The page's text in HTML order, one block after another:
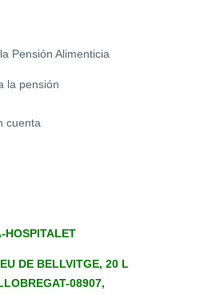
Pensión Alimenticia
la pensión
cuenta
HOSPITALET
DE BELLVITGE, 20 L
08907,